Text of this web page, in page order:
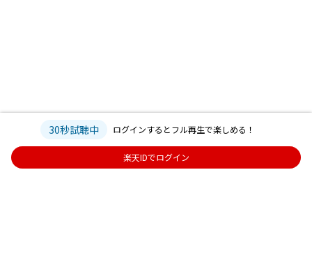
30秒試聴中 ログインするとフル再生で楽しめる！
楽天IDでログイン